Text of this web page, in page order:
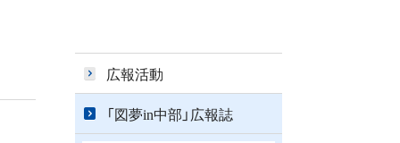
広報活動
「図夢in中部」広報誌